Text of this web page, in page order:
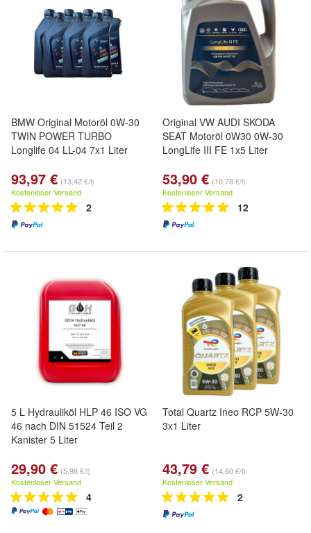
BMW Original Motoröl 0W-30
TWIN POWER TURBO
Longlife 04 LL-04 7x1 Liter
93,97 € (13,42 €/l)
Kostenloser Versand
2
Original VW AUDI SKODA
SEAT Motoröl 0W30 0W-30
LongLife III FE 1x5 Liter
53,90 € (10,78 €/l)
Kostenloser Versand
12
5 L Hydrauliköl HLP 46 ISO VG
46 nach DIN 51524 Teil 2
Kanister 5 Liter
29,90 € (5,98 €/l)
Kostenloser Versand
4
Total Quartz Ineo RCP 5W-30
3x1 Liter
43,79 € (14,60 €/l)
Kostenloser Versand
2